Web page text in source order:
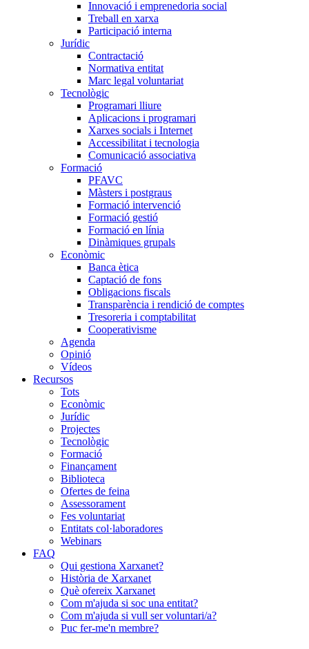
Innovació i emprenedoria social
Treball en xarxa
Participació interna
Jurídic
Contractació
Normativa entitat
Marc legal voluntariat
Tecnològic
Programari lliure
Aplicacions i programari
Xarxes socials i Internet
Accessibilitat i tecnologia
Comunicació associativa
Formació
PFAVC
Màsters i postgraus
Formació intervenció
Formació gestió
Formació en línia
Dinàmiques grupals
Econòmic
Banca ètica
Captació de fons
Obligacions fiscals
Transparència i rendició de comptes
Tresoreria i comptabilitat
Cooperativisme
Agenda
Opinió
Vídeos
Recursos
Tots
Econòmic
Jurídic
Projectes
Tecnològic
Formació
Finançament
Biblioteca
Ofertes de feina
Assessorament
Fes voluntariat
Entitats col·laboradores
Webinars
FAQ
Qui gestiona Xarxanet?
Història de Xarxanet
Què ofereix Xarxanet
Com m'ajuda si soc una entitat?
Com m'ajuda si vull ser voluntari/a?
Puc fer-me'n membre?